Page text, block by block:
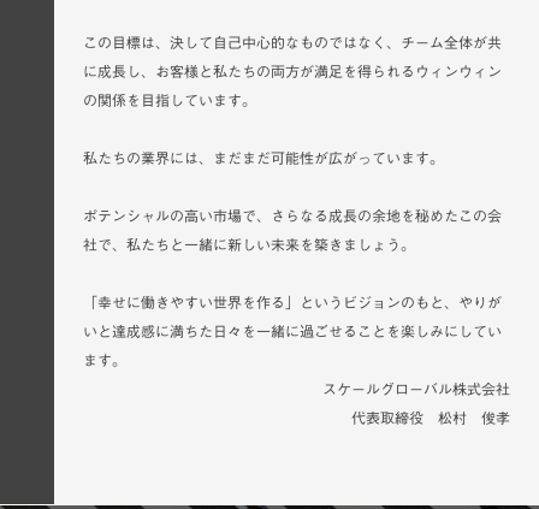
この目標は、決して自己中心的なものではなく、チーム全体が共
に成長し、お客様と私たちの両方が満足を得られるウィンウィン
の関係を目指しています。
私たちの業界には、まだまだ可能性が広がっています。
ポテンシャルの高い市場で、さらなる成長の余地を秘めたこの会
社で、私たちと一緒に新しい未来を築きましょう。
「幸せに働きやすい世界を作る」というビジョンのもと、やりが
いと達成感に満ちた日々を一緒に過ごせることを楽しみにしてい
ます。
スケールグローバル株式会社
代表取締役 松村 俊孝